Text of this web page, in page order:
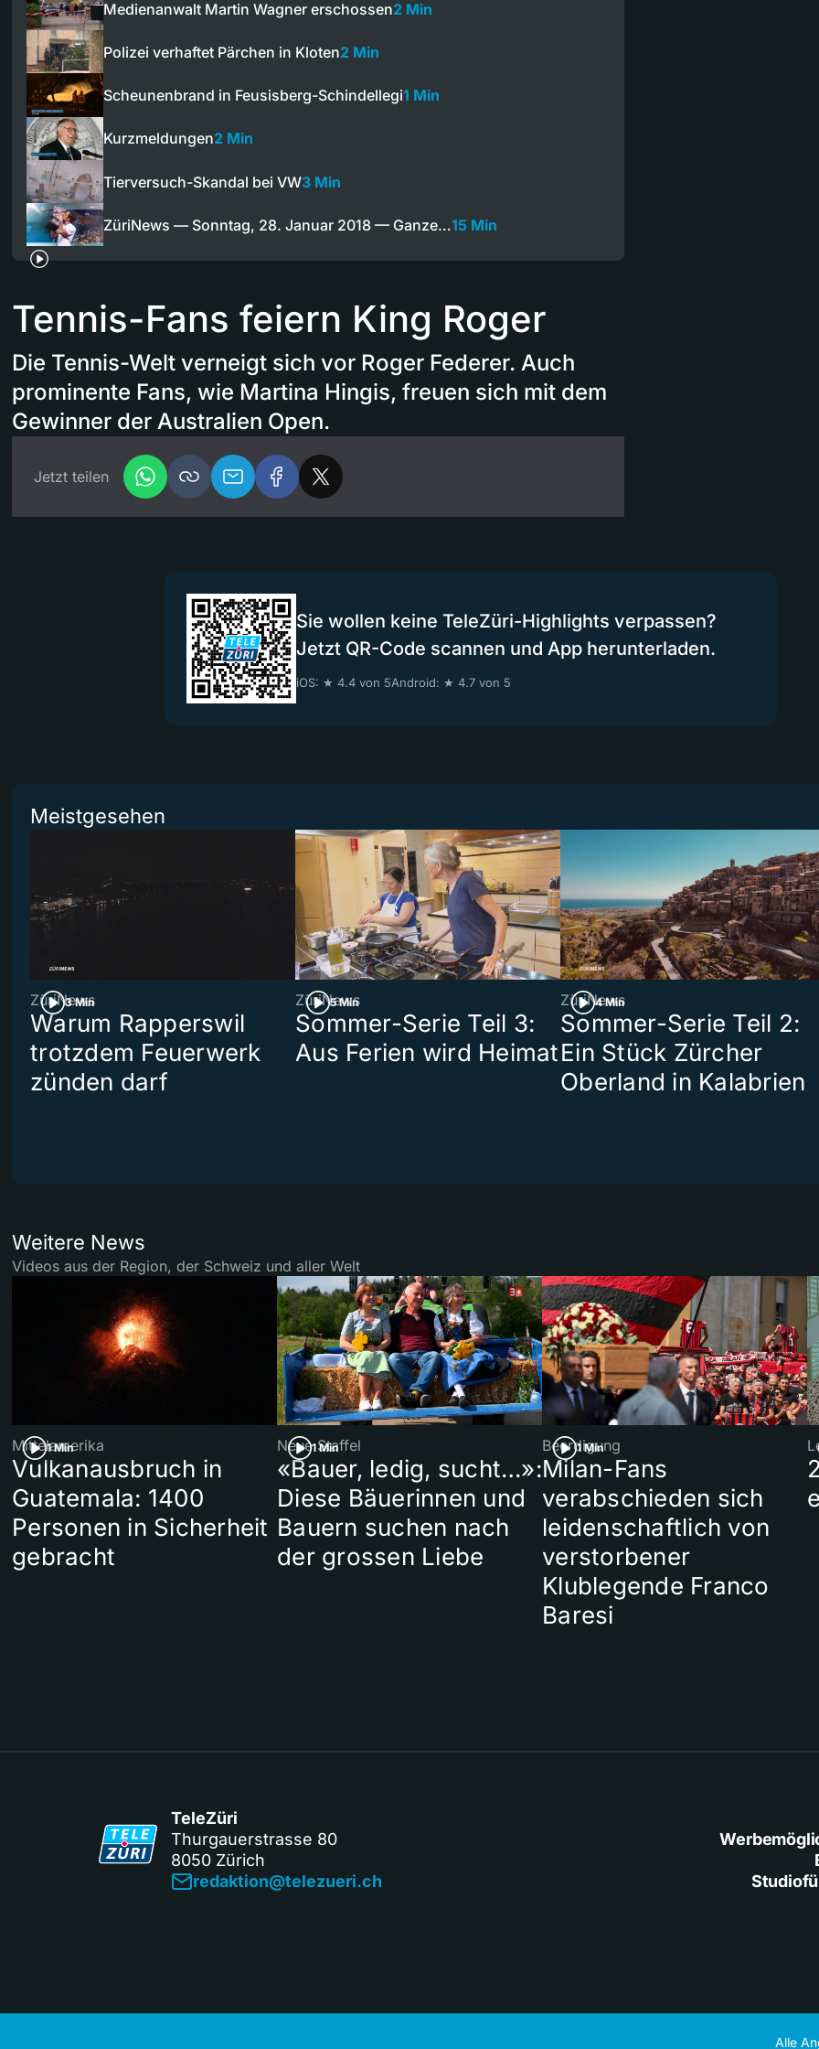
Medienanwalt Martin Wagner erschossen2 Min
Polizei verhaftet Pärchen in Kloten2 Min
Scheunenbrand in Feusisberg-Schindellegi1 Min
Kurzmeldungen2 Min
Tierversuch-Skandal bei VW3 Min
ZüriNews — Sonntag, 28. Januar 2018 — Ganze…15 Min
Tennis-Fans feiern King Roger
Die Tennis-Welt verneigt sich vor Roger Federer. Auch
prominente Fans, wie Martina Hingis, freuen sich mit dem
Gewinner der Australien Open.
Jetzt teilen
Sie wollen keine TeleZüri-Highlights verpassen?
Jetzt QR-Code scannen und App herunterladen.
iOS: ★ 4.4 von 5Android: ★ 4.7 von 5
Meistgesehen
3 Min
ZüriNews
Warum Rapperswil
trotzdem Feuerwerk
zünden darf
5 Min
ZüriNews
Sommer-Serie Teil 3:
Aus Ferien wird Heimat
4 Min
ZüriNews
Sommer-Serie Teil 2:
Ein Stück Zürcher
Oberland in Kalabrien
Weitere News
Videos aus der Region, der Schweiz und aller Welt
1 Min
Mittelamerika
Vulkanausbruch in
Guatemala: 1400
Personen in Sicherheit
gebracht
1 Min
Neue Staffel
«Bauer, ledig, sucht…»:
Diese Bäuerinnen und
Bauern suchen nach
der grossen Liebe
1 Min
Beerdigung
Milan-Fans
verabschieden sich
leidenschaftlich von
verstorbener
Klublegende Franco
Baresi
TeleZüri
Thurgauerstrasse 80
8050 Zürich
redaktion@telezueri.ch
Alle